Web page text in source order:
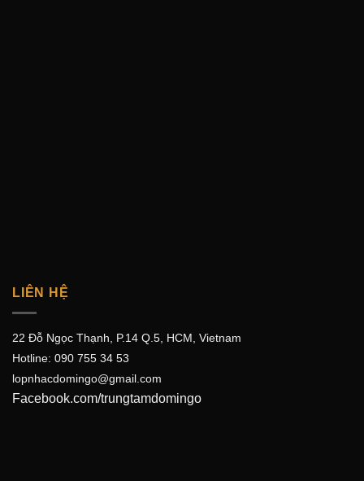
LIÊN HỆ
22 Đỗ Ngọc Thạnh, P.14 Q.5, HCM, Vietnam
Hotline: 090 755 34 53
lopnhacdomingo@gmail.com
Facebook.com/trungtamdomingo